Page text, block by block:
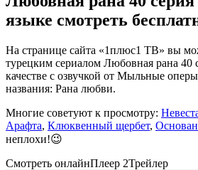
языке смотреть
На странице сайта «1плюс1 ТВ» вы
турецким сериалом Любовная рана 40
качестве с озвучкой от Мыльные
названия: Рана любви.
Многие советуют к просмотру:
Арафта, Клюквенный щербет,
неплохи!😉
Смотреть онлайнПлеер 2Трейлер